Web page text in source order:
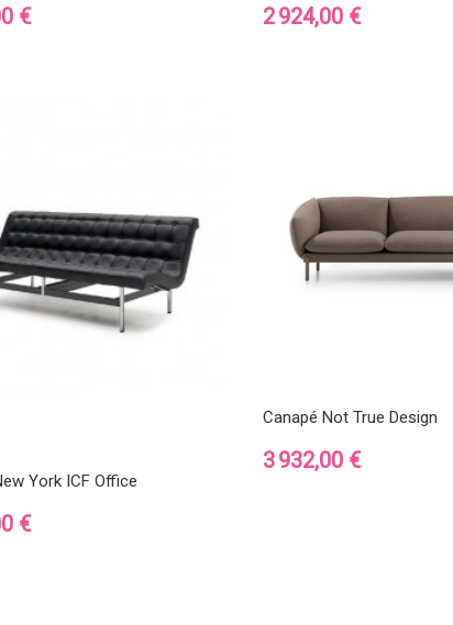
€ Prix
2 924,00 €
York ICF Office
€
Canapé Not True Design
Prix
3 932,00 €